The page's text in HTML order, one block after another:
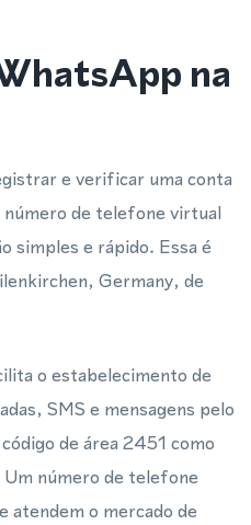
na
e verificar uma conta
número de telefone virtual
simples e rápido. Essa é
Germany, de
o estabelecimento de
SMS e mensagens pelo
de área 2451 como
número de telefone
o mercado de